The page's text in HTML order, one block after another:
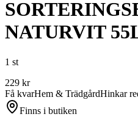
NATURVIT
1 st
229 kr
Få kvarHem & TrädgårdHinkar
Finns i butiken